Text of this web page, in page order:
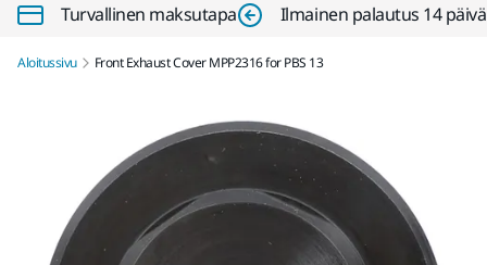
Turvallinen maksutapa Ilmainen palautus 14
Aloitussivu Front Exhaust Cover MPP2316 for PBS 13